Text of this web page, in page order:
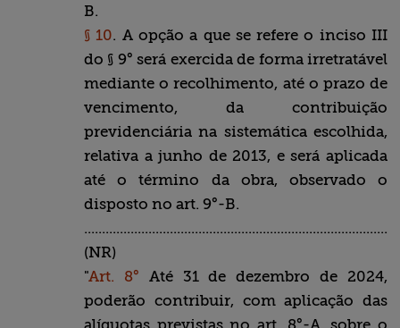
B.
§ 10. A opção a que se refere o inciso III
do § 9° será exercida de forma irretratável
mediante o recolhimento, até o prazo de
vencimento, da contribuição
previdenciária na sistemática escolhida,
relativa a junho de 2013, e será aplicada
até o término da obra, observado o
disposto no art. 9°-B.
(NR)
"Art. 8° Até 31 de dezembro de 2024,
poderão contribuir, com aplicação das